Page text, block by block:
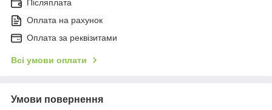
Післяплата
Оплата на рахунок
Оплата за реквізитами
Всі умови оплати
Умови повернення